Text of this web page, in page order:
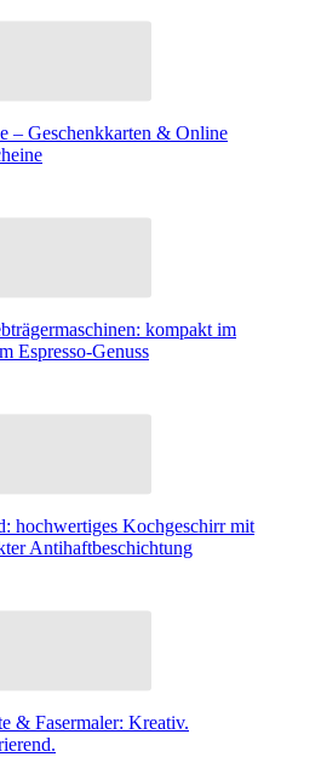
– Geschenkkarten & Online
kompakt im
Espresso-Genuss
hochwertiges Kochgeschirr mit
Antihaftbeschichtung
& Fasermaler: Kreativ.